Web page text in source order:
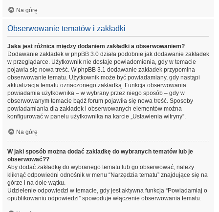
Na górę
Obserwowanie tematów i zakładki
Jaka jest różnica między dodaniem zakładki a obserwowaniem?
Dodawanie zakładek w phpBB 3.0 działa podobnie jak dodawanie zakładek
w przeglądarce. Użytkownik nie dostaje powiadomienia, gdy w temacie
pojawia się nowa treść. W phpBB 3.1 dodawanie zakładek przypomina
obserwowanie tematu. Użytkownik może być powiadamiany, gdy nastąpi
aktualizacja tematu oznaczonego zakładką. Funkcja obserwowania
powiadamia użytkownika – w wybrany przez niego sposób – gdy w
obserwowanym temacie bądź forum pojawiła się nowa treść. Sposoby
powiadamiania dla zakładek i obserwowanych elementów można
konfigurować w panelu użytkownika na karcie „Ustawienia witryny”.
Na górę
W jaki sposób można dodać zakładkę do wybranych tematów lub je
obserwować??
Aby dodać zakładkę do wybranego tematu lub go obserwować, należy
kliknąć odpowiedni odnośnik w menu “Narzędzia tematu” znajdujące się na
górze i na dole wątku.
Udzielenie odpowiedzi w temacie, gdy jest aktywna funkcja “Powiadamiaj o
opublikowaniu odpowiedzi” spowoduje włączenie obserwowania tematu.